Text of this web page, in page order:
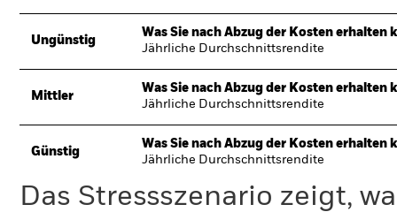
Ungünstig
Was Sie nach Abzug der Kosten erhalten
Jährliche Durchschnittsrendite
Mittler
Was Sie nach Abzug der Kosten erhalten
Jährliche Durchschnittsrendite
Günstig
Was Sie nach Abzug der Kosten erhalten
Jährliche Durchschnittsrendite
Das Stressszenario zeigt,